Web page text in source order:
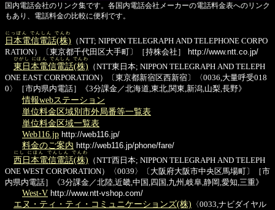
国内電話会社のリンク集です。各国内電話会社メーカーの電話料金表へのリンク
もあり、電話料金の比較に便利です。
日本電信電話(株)
にっぽん でんしん でんわ
（NTT; NIPPON TELEGRAPH AND TELEPHONE CORPO
RATION）〔東京都千代田区大手町〕［持株会社］
http://www.ntt.co.jp/
東日本電信電話(株)
ひがし にほん でんしん でんわ
（NTT東日本; NIPPON TELEGRAPH AND TELEPH
ONE EAST CORPORATION）〔東京都新宿区西新宿〕〈0036,大量呼受018
0〉［市内県内電話］《3分課金／北海道,東北,関東,新潟,山梨,長野》
情報webステーション
単位料金区域別市外局番等一覧表
単位料金区域一覧表
Web116.jp http://web116.jp/
料金のご案内 http://web116.jp/phone/fare/
西日本電信電話(株)
にし にほん でんしん でんわ
（NTT西日本; NIPPON TELEGRAPH AND TELEPH
ONE WEST CORPORATION）〈0039〉〔大阪府大阪市中央区馬場町〕［市
内県内電話］《3分課金／北陸,近畿,中国,四国,九州,岐阜,静岡,愛知,三重》
West-V http://www.ntt-vshop.com/
エヌ・ティ・ティ・コミュニケーションズ(株) 〈0033,ナビダイヤル